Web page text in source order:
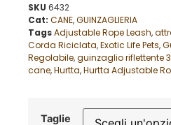
SKU 6432
Cat: CANE,GUINZAGLIERIA
TagsAdjustable Rope Leash,
Corda Riciclata,Exotic Life Pets,
Regolabile,guinzaglio riflettente
cane,Hurtta,Hurtta Adjustable
Taglie